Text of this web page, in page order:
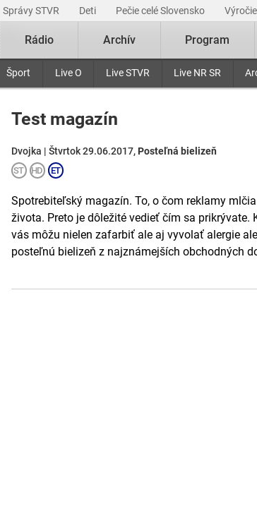
Správy STVR Deti Pečie celé Slovensko Výročie
Šport Live O Live STVR Live NR SR
Rádio Archív Program
Test magazín
Dvojka | Štvrtok 29.06.2017, Posteľná bielizeň
Spotrebiteľský magazín. To, o čom reklamy
života. Preto je dôležité vedieť čím sa
vás môžu nielen zafarbiť ale aj vyvolať alergie
posteľnú bielizeň z najznámejších obchodných